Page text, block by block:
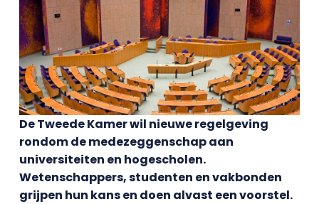
De Tweede Kamer wil nieuwe regelgeving
rondom de medezeggenschap aan
universiteiten en hogescholen.
Wetenschappers, studenten en vakbonden
grijpen hun kans en doen alvast een voorstel.